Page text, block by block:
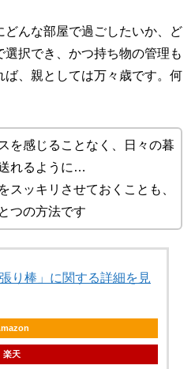
どんな部屋で過ごしたいか、ど
選択でき、かつ持ち物の管理も
ば、親としては万々歳です。何
を感じることなく、日々の暮
れるように…
スッキリさせておくことも、
つの方法です
り棒」に関する詳細を見
楽天